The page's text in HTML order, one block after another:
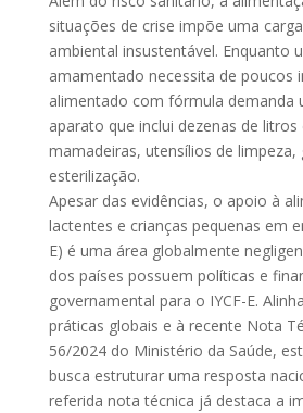
situações de crise impõe uma
ambiental insustentável. Enquanto
amamentado necessita de poucos
alimentado com fórmula demanda
aparato que inclui dezenas de
mamadeiras, utensílios de limpeza,
esterilização.
Apesar das evidências, o apoio à
lactentes e crianças pequenas em
E) é uma área globalmente
dos países possuem políticas e
governamental para o IYCF-E.
práticas globais e à recente Nota
56/2024 do Ministério da Saúde,
busca estruturar uma resposta
referida nota técnica já destaca a